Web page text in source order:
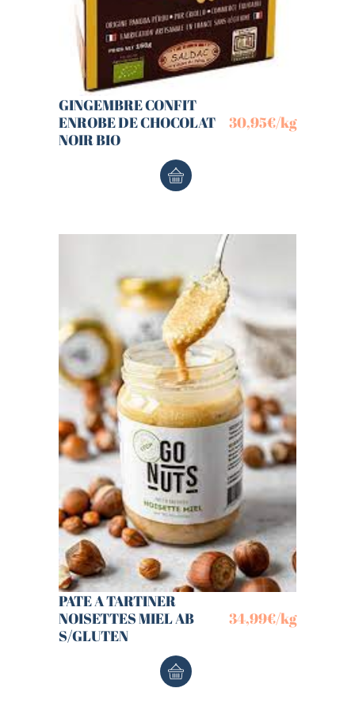
GINGEMBRE CONFIT
ENROBE DE CHOCOLAT
NOIR BIO
30,95€/kg
PATE A TARTINER
NOISETTES MIEL AB
S/GLUTEN
34,99€/kg